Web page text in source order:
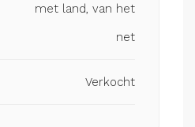
met land, van het
net
Verkocht